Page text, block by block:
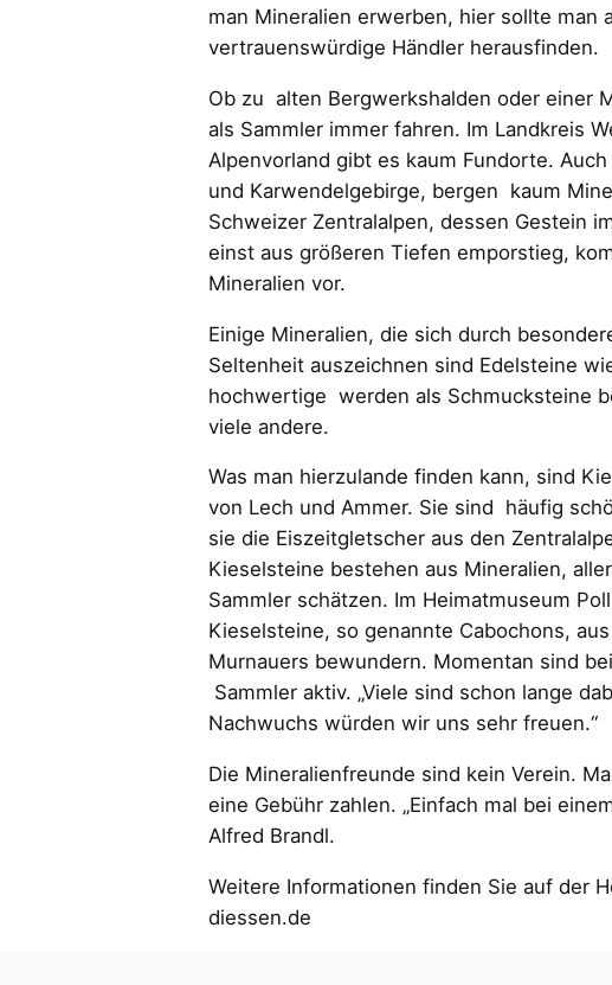
man Mineralien erwerben, hier sollte man
vertrauenswürdige Händler herausfinden.
Ob zu alten Bergwerkshalden oder einer
als Sammler immer fahren. Im Landkreis
Alpenvorland gibt es kaum Fundorte.
und Karwendelgebirge, bergen kaum
Schweizer Zentralalpen, dessen Gestein
einst aus größeren Tiefen emporstieg,
Mineralien vor.
Einige Mineralien, die sich durch
Seltenheit auszeichnen sind Edelsteine
hochwertige werden als Schmucksteine
viele andere.
Was man hierzulande finden kann, sind
von Lech und Ammer. Sie sind häufig
sie die Eiszeitgletscher aus den
Kieselsteine bestehen aus Mineralien,
Sammler schätzen. Im Heimatmuseum
Kieselsteine, so genannte Cabochons,
Murnauers bewundern. Momentan sind
Sammler aktiv. „Viele sind schon lange
Nachwuchs würden wir uns sehr freuen.“
Die Mineralienfreunde sind kein Verein.
eine Gebühr zahlen. „Einfach mal bei
Alfred Brandl.
Weitere Informationen finden Sie auf der
diessen.de